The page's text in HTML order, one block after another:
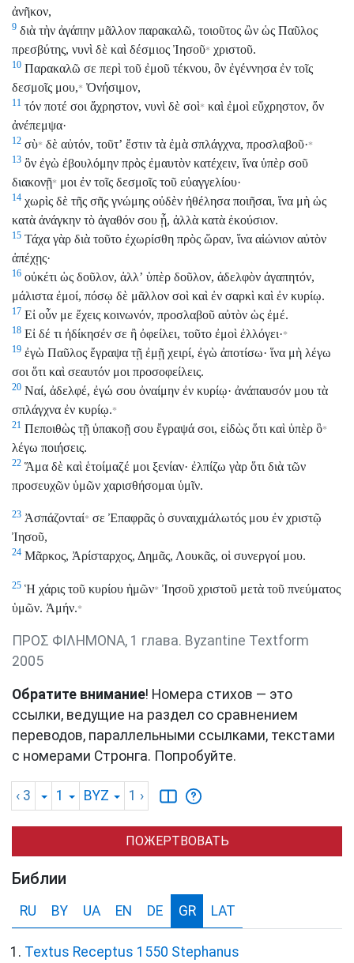
ἀνῆκον,
9 διὰ τὴν ἀγάπην μᾶλλον παρακαλῶ, τοιοῦτος ὢν ὡς Παῦλος
πρεσβύτης, νυνὶ δὲ καὶ δέσμιος Ἰησοῦ* χριστοῦ.
10 Παρακαλῶ σε περὶ τοῦ ἐμοῦ τέκνου, ὃν ἐγέννησα ἐν τοῖς
δεσμοῖς μου,* Ὀνήσιμον,
11 τόν ποτέ σοι ἄχρηστον, νυνὶ δὲ σοὶ* καὶ ἐμοὶ εὔχρηστον, ὅν
ἀνέπεμψα·
12 σὺ* δὲ αὐτόν, τοῦτʼ ἔστιν τὰ ἐμὰ σπλάγχνα, προσλαβοῦ·*
13 ὃν ἐγὼ ἐβουλόμην πρὸς ἐμαυτὸν κατέχειν, ἵνα ὑπὲρ σοῦ
διακονῇ* μοι ἐν τοῖς δεσμοῖς τοῦ εὐαγγελίου·
14 χωρὶς δὲ τῆς σῆς γνώμης οὐδὲν ἠθέλησα ποιῆσαι, ἵνα μὴ ὡς
κατὰ ἀνάγκην τὸ ἀγαθόν σου ᾖ, ἀλλὰ κατὰ ἑκούσιον.
15 Τάχα γὰρ διὰ τοῦτο ἐχωρίσθη πρὸς ὥραν, ἵνα αἰώνιον αὐτὸν
ἀπέχῃς·
16 οὐκέτι ὡς δοῦλον, ἀλλʼ ὑπὲρ δοῦλον, ἀδελφὸν ἀγαπητόν,
μάλιστα ἐμοί, πόσῳ δὲ μᾶλλον σοὶ καὶ ἐν σαρκὶ καὶ ἐν κυρίῳ.
17 Εἰ οὖν με ἔχεις κοινωνόν, προσλαβοῦ αὐτὸν ὡς ἐμέ.
18 Εἰ δέ τι ἠδίκησέν σε ἢ ὀφείλει, τοῦτο ἐμοὶ ἐλλόγει·*
19 ἐγὼ Παῦλος ἔγραψα τῇ ἐμῇ χειρί, ἐγὼ ἀποτίσω· ἵνα μὴ λέγω
σοι ὅτι καὶ σεαυτόν μοι προσοφείλεις.
20 Ναί, ἀδελφέ, ἐγώ σου ὀναίμην ἐν κυρίῳ· ἀνάπαυσόν μου τὰ
σπλάγχνα ἐν κυρίῳ.*
21 Πεποιθὼς τῇ ὑπακοῇ σου ἔγραψά σοι, εἰδὼς ὅτι καὶ ὑπὲρ ὃ*
λέγω ποιήσεις.
22 Ἅμα δὲ καὶ ἑτοίμαζέ μοι ξενίαν· ἐλπίζω γὰρ ὅτι διὰ τῶν
προσευχῶν ὑμῶν χαρισθήσομαι ὑμῖν.
23 Ἀσπάζονταί* σε Ἐπαφρᾶς ὁ συναιχμάλωτός μου ἐν χριστῷ
Ἰησοῦ,
24 Μᾶρκος, Ἀρίσταρχος, Δημᾶς, Λουκᾶς, οἱ συνεργοί μου.
25 Ἡ χάρις τοῦ κυρίου ἡμῶν* Ἰησοῦ χριστοῦ μετὰ τοῦ πνεύματος
ὑμῶν. Ἀμήν.*
ΠΡΟΣ ΦΙΛΗΜΟΝΑ, 1 глава. Byzantine Textform
2005
Обратите внимание! Номера стихов — это
ссылки, ведущие на раздел со сравнением
переводов, параллельными ссылками, текстами
с номерами Стронга. Попробуйте.
‹ 3 1 BYZ 1 ›
ПОЖЕРТВОВАТЬ
Библии
RU BY UA EN DE GR LAT
Textus Receptus 1550 Stephanus